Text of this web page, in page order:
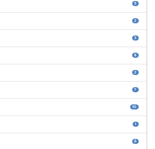
5
2
3
8
2
7
10
1
6